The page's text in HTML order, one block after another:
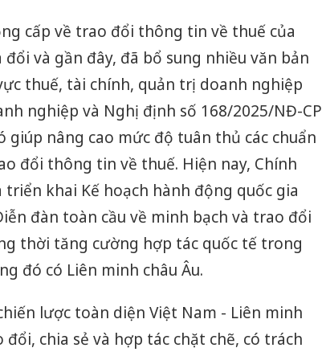
cấp về trao đổi thông tin về thuế của
và gần đây, đã bổ sung nhiều văn bản
thuế, tài chính, quản trị doanh nghiệp
nghiệp và Nghị định số 168/2025/NĐ-CP
giúp nâng cao mức độ tuân thủ các chuẩn
đổi thông tin về thuế. Hiện nay, Chính
khai Kế hoạch hành động quốc gia
đàn toàn cầu về minh bạch và trao đổi
thời tăng cường hợp tác quốc tế trong
đó có Liên minh châu Âu.
lược toàn diện Việt Nam - Liên minh
chia sẻ và hợp tác chặt chẽ, có trách